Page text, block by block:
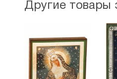
Другие товары